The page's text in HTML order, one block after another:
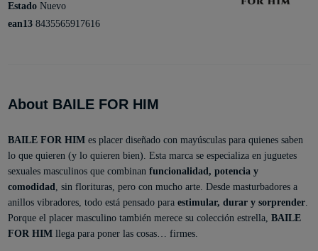
Estado Nuevo
ean13 8435565917616
About BAILE FOR HIM
BAILE FOR HIMes placer diseñado con mayúsculas para quienes saben
lo que quieren (y lo quieren bien). Esta marca se especializa en juguetes
sexuales masculinos que combinan funcionalidad, potencia y
comodidad, sin florituras, pero con mucho arte. Desde masturbadores a
anillos vibradores, todo está pensado para estimular, durar y sorprender.
Porque el placer masculino también merece su colección estrella, BAILE
FOR HIMllega para poner las cosas… firmes.